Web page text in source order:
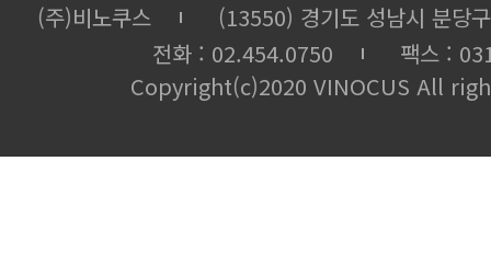
(주)비노쿠스
(13550) 경기도 성남시 분당
전화 : 02.454.0750
팩스 :
Copyright(c)2020 VINOCUS All